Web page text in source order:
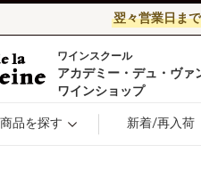
翌々営業日ま
ワイン通販ならワイ
ワインスクール
アカデミー・デュ・ヴァ
ワインショップ
商品を探す 新着/再入荷